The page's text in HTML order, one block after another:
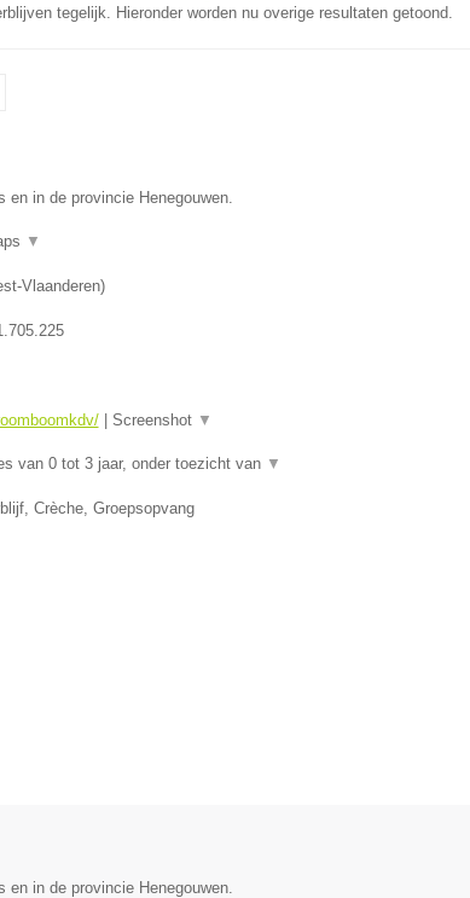
tegelijk. Hieronder worden nu overige resultaten getoond.
en in de provincie Henegouwen.
▼
Vlaanderen)
| Screenshot ▼
van 0 tot 3 jaar, onder toezicht van ▼
Crèche, Groepsopvang
en in de provincie Henegouwen.